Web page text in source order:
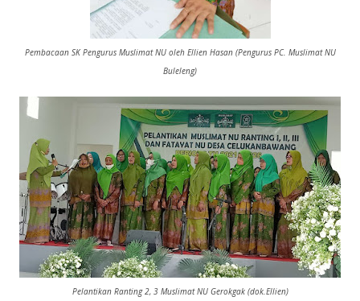
Pembacaan SK Pengurus Muslimat NU oleh Ellien Hasan (Pengurus PC. Muslimat NU
Buleleng)
Pelantikan Ranting 2, 3 Muslimat NU Gerokgak (dok.Ellien)